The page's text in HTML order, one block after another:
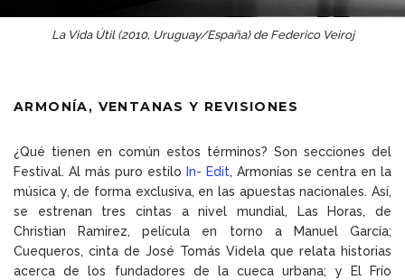
La Vida Útil (2010, Uruguay/España) de Federico Veiroj
ARMONÍA, VENTANAS Y REVISIONES
¿Qué tienen en común estos términos? Son secciones del
Festival. Al más puro estilo In- Edit, Armonías se centra en la
música y, de forma exclusiva, en las apuestas nacionales. Así,
se estrenan tres cintas a nivel mundial, Las Horas, de
Christian Ramírez, película en torno a Manuel García;
Cuequeros, cinta de José Tomás Videla que relata historias
acerca de los fundadores de la cueca urbana; y El Frío